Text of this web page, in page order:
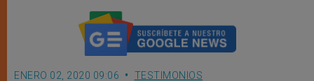
ENERO 02, 2020 09:06 TESTIMONIOS